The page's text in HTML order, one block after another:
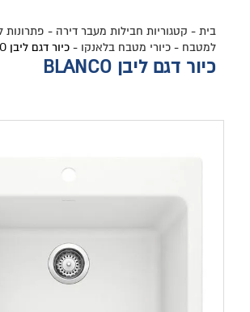
בית - קטגוריות חבילות מעבר דירה -
למטבח -כיורי מטבח בלאנקו -כיור דגם ליבן BLANCO
כיור דגם ליבן BLANCO